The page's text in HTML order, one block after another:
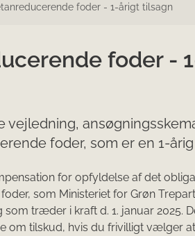
foder - 1-årigt tilsagn
foder -
vejledning,
foder, som er en 1-
for opfyldelse af det
som Ministeriet for Grøn
som træder i kraft d. 1. januar 2025.
om tilskud, hvis du frivilligt vælger